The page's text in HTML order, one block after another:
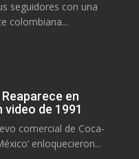
seguidores con una
colombiana...
en
de 1991
comercial de Coca-
enloquecieron...